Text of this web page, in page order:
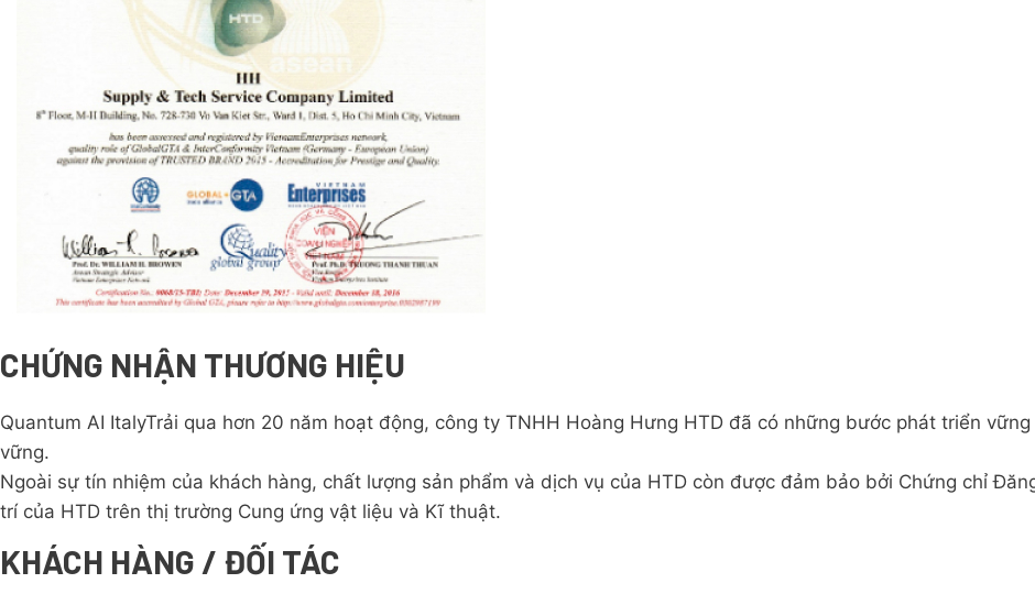
CHỨNG NHẬN THƯƠNG HIỆU
Quantum AI ItalyTrải qua hơn 20 năm hoạt động, công ty TNHH Hoàng Hưng HTD đã có những bước phát triển
vững.
Ngoài sự tín nhiệm của khách hàng, chất lượng sản phẩm và dịch vụ của HTD còn được đảm bảo bởi Chứng chỉ
trí của HTD trên thị trường Cung ứng vật liệu và Kĩ thuật.
KHÁCH HÀNG / ĐỐI TÁC